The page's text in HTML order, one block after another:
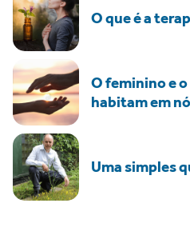
O que é a
O feminino e
habitam em
Uma simples